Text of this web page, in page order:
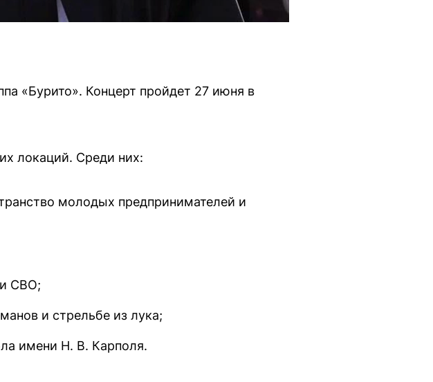
«Бурито». Концерт пройдет 27 июня в
локаций. Среди них:
молодых предпринимателей и
СВО;
и стрельбе из лука;
имени Н. В. Карполя.